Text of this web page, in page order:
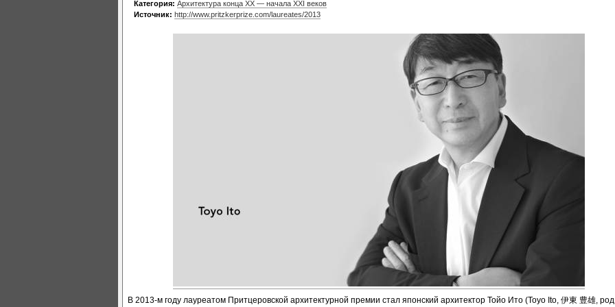
Категория: Архитектура конца XX — начала XXI веков
Источник: http://www.pritzkerprize.com/laureates/2013
В 2013-м году лауреатом Притцеровской архитектурной премии стал японский архитектор Тойо Ито (Toyo Ito, 伊東 豊雄,